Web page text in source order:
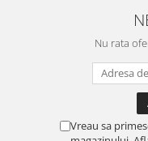
Nu rata
Vreau sa